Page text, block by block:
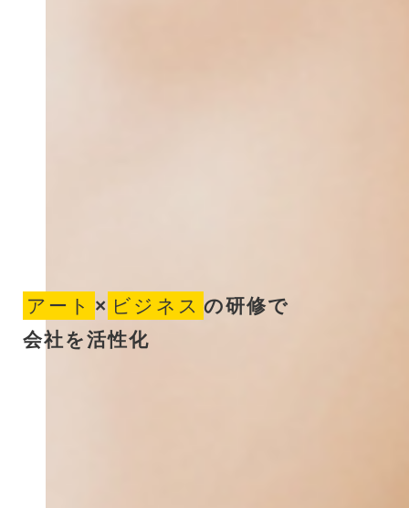
アート × ビジネス の研修で
会社を活性化